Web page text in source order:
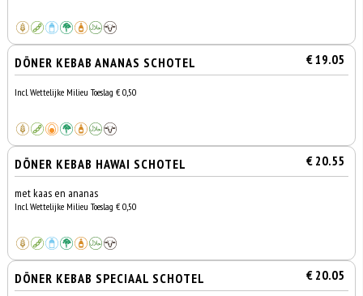
DÖNER KEBAB ANANAS SCHOTEL € 19.05
Incl. Wettelijke Milieu Toeslag € 0,50
DÖNER KEBAB HAWAI SCHOTEL € 20.55
met kaas en ananas
Incl. Wettelijke Milieu Toeslag € 0,50
DÖNER KEBAB SPECIAAL SCHOTEL € 20.05